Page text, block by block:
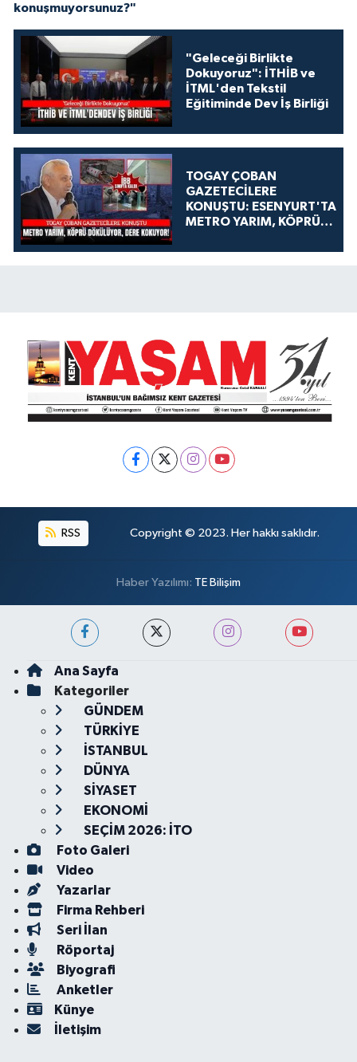
konuşmuyorsunuz?"
"Geleceği Birlikte
Dokuyoruz": İTHİB ve
İTML'den Tekstil
Eğitiminde Dev İş Birliği
TOGAY ÇOBAN
GAZETECİLERE
KONUŞTU: ESENYURT'TA
METRO YARIM, KÖPRÜ
KOKUYOR!
RSS Copyright © 2023. Her hakkı saklıdır.
Haber Yazılımı: TE Bilişim
Ana Sayfa
Kategoriler
GÜNDEM
TÜRKİYE
İSTANBUL
DÜNYA
SİYASET
EKONOMİ
SEÇİM 2026: İTO
Foto Galeri
Video
Yazarlar
Firma Rehberi
Seri İlan
Röportaj
Biyografi
Anketler
Künye
İletişim